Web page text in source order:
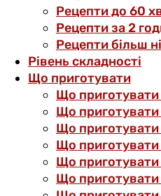
Рецепти до 60
Рецепти за 2
Рецепти більш
Рівень складності
Що приготувати
Що
Що приготувати
Що
Що приготувати
Що
Що приготувати